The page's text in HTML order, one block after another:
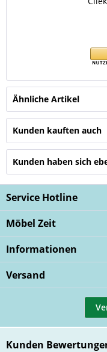
Ähnliche Artikel
Kunden kauften auch
Kunden haben sich
Service Hotline
Möbel Zeit
Informationen
Versand
Kunden